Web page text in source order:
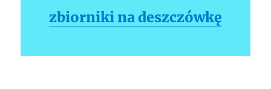
zbiorniki na deszczówkę